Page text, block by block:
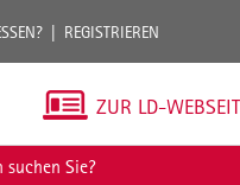
REGISTRIEREN
ZUR LD-